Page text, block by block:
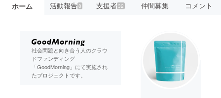
ホーム 活動報告8 支援者32 仲間募集 コメント
社会問題と向き合う人のクラウ
ドファンディング
「GoodMorning」にて実施され
たプロジェクトです。